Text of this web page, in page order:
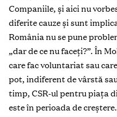
Companiile, și aici nu
diferite cauze și sunt
România nu se pune
„dar de ce nu faceți?”. În
care fac voluntariat sau
pot, indiferent de vârstă
timp, CSR-ul pentru piața
este în perioada de